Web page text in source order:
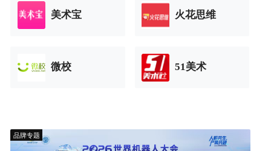
美术宝 火花思维
微校 51美术
品牌专题